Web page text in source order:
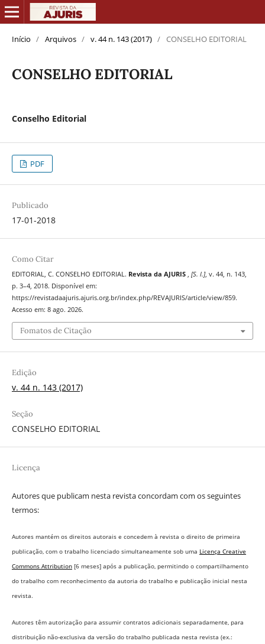
Início / Arquivos / v. 44 n. 143 (2017) / CONSELHO EDITORIAL
CONSELHO EDITORIAL
Conselho Editorial
PDF
Publicado
17-01-2018
Como Citar
EDITORIAL, C. CONSELHO EDITORIAL. Revista da AJURIS , [S. l.], v. 44, n. 143,
p. 3–4, 2018. Disponível em:
https://revistadaajuris.ajuris.org.br/index.php/REVAJURIS/article/view/859.
Acesso em: 8 ago. 2026.
Fomatos de Citação
Edição
v. 44 n. 143 (2017)
Seção
CONSELHO EDITORIAL
Licença
Autores que publicam nesta revista concordam com os seguintes
termos:
Autores mantém os direitos autorais e concedem à revista o direito de primeira
publicação, com o trabalho licenciado simultaneamente sob uma Licença Creative
Commons Attribution[6 meses] após a publicação, permitindo o compartilhamento
do trabalho com reconhecimento da autoria do trabalho e publicação inicial nesta
revista.
Autores têm autorização para assumir contratos adicionais separadamente, para
distribuição não-exclusiva da versão do trabalho publicada nesta revista (ex.: